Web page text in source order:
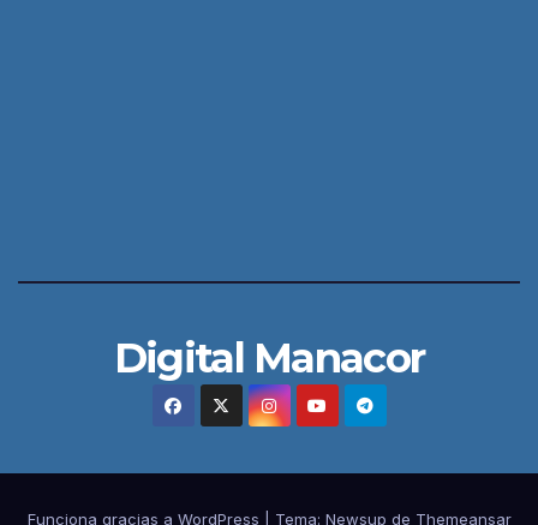
Digital Manacor
Funciona gracias a WordPress Tema: Newsup de Themeansar